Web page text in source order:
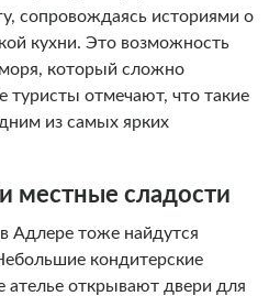
сопровождаясь историями о
кухни. Это возможность
который сложно
туристы отмечают, что такие
из самых ярких
местные сладости
Адлере тоже найдутся
кондитерские
ателье открывают двери для